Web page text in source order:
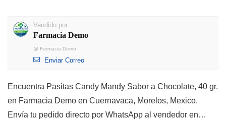
Vendido por
Farmacia Demo
@ Farmacia Demo
Enviar Correo
Encuentra Pasitas Candy Mandy Sabor a Chocolate, 40 gr.
en Farmacia Demo en Cuernavaca, Morelos, Mexico.
Envía tu pedido directo por WhatsApp al vendedor en…